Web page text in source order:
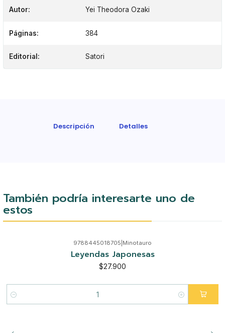
Autor: Yei Theodora Ozaki
Páginas: 384
Editorial: Satori
Descripción Detalles
También podría interesarte uno de
estos
9788445018705 Minotauro
Leyendas Japonesas
$27.900
Cantidad